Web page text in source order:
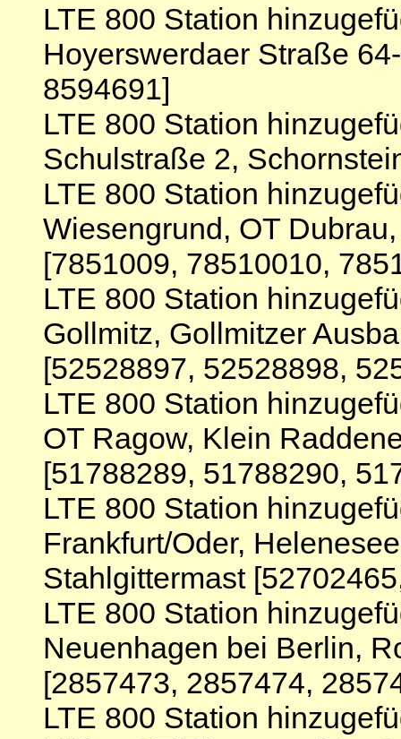
LTE 800 Station
Hoyerswerdaer Straße
8594691]
LTE 800 Station
Schulstraße 2,
LTE 800 Station
Wiesengrund, OT
[7851009, 78510010,
LTE 800 Station
Gollmitz, Gollmitzer
[52528897, 52528898,
LTE 800 Station
OT Ragow, Klein
[51788289, 51788290,
LTE 800 Station
Frankfurt/Oder,
Stahlgittermast
LTE 800 Station
Neuenhagen bei Berlin,
[2857473, 2857474,
LTE 800 Station